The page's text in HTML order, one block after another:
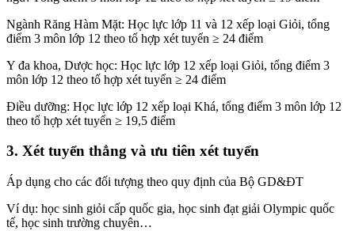
Ngành Răng Hàm Mặt: Học lực lớp 11 và 12 xếp loại Giỏi, tổng
điểm 3 môn lớp 12 theo tổ hợp xét tuyển ≥ 24 điểm
Y đa khoa, Dược học: Học lực lớp 12 xếp loại Giỏi, tổng điểm 3
môn lớp 12 theo tổ hợp xét tuyển ≥ 24 điểm
Điều dưỡng: Học lực lớp 12 xếp loại Khá, tổng điểm 3 môn lớp 12
theo tổ hợp xét tuyển ≥ 19,5 điểm
3. Xét tuyển thẳng và ưu tiên xét tuyển
Áp dụng cho các đối tượng theo quy định của Bộ GD&ĐT
Ví dụ: học sinh giỏi cấp quốc gia, học sinh đạt giải Olympic quốc
tế, học sinh trường chuyên…